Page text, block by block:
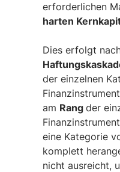
erforderlichen
harten
Dies erfolgt
der einzelnen
am Rang der
eine Kategorie
komplett
nicht ausreicht,